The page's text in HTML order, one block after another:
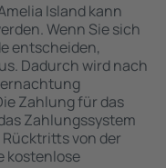
Island kann
Wenn Sie sich
entscheiden,
Dadurch wird nach
Zahlung für das
Zahlungssystem
Rücktritts von der
kostenlose